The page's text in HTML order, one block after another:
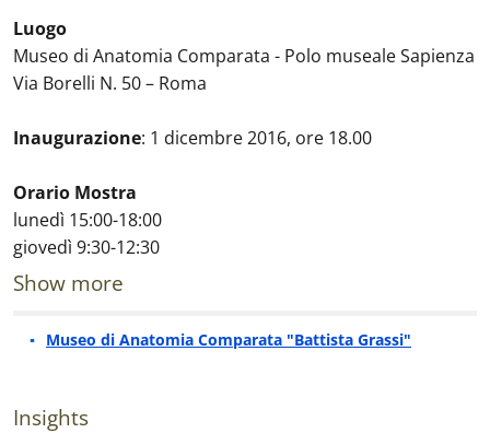
Luogo
Museo di Anatomia Comparata - Polo museale Sapienza
Via Borelli N. 50 – Roma
Inaugurazione: 1 dicembre 2016, ore 18.00
Orario Mostra
lunedì 15:00-18:00
giovedì 9:30-12:30
Show more
Museo di Anatomia Comparata "Battista Grassi"
Insights